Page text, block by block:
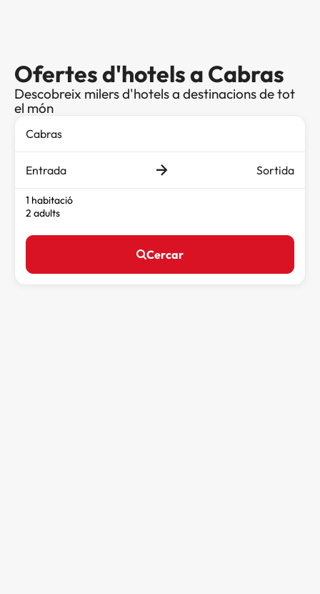
Ofertes d'hotels a Cabras
Descobreix milers d'hotels a destinacions de tot
el món
Entrada Sortida
1 habitació
2 adults
Cercar